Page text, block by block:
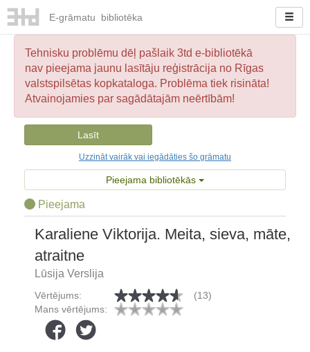
E-grāmatu bibliotēka
Tehnisku problēmu dēļ pašlaik 3td e-bibliotēkā
nav pieejama jaunu lasītāju reģistrācija no Rīgas
valstspilsētas kopkataloga. Problēma tiek risināta!
Atvainojamies par sagādātajām neērtībām!
Lasīt
Uzzināt vairāk vai iegādāties šo grāmatu
Pieejama bibliotēkās
Pieejama
Karaliene Viktorija. Meita, sieva, māte,
atraitne
Lūsija Verslija
Vērtējums:
(13)
Mans vērtējums: